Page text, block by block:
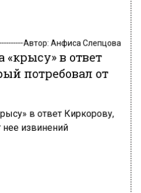
Автор: Анфиса Слепцова
«крысу» в ответ
потребовал от